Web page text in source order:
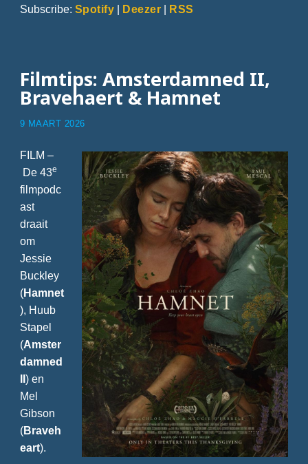
Subscribe: Spotify | Deezer | RSS
Filmtips: Amsterdamned II,
Bravehaert & Hamnet
9 MAART 2026
FILM –
De 43e
filmpodc
ast
draait
om
Jessie
Buckley
(Hamnet
), Huub
Stapel
(Amster
damned
) en
Mel
Gibson
(Braveh
eart).